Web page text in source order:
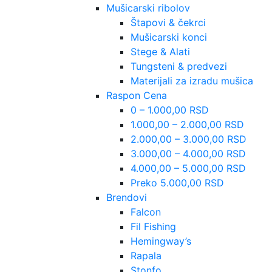
Mušicarski ribolov
Štapovi & čekrci
Mušicarski konci
Stege & Alati
Tungsteni & predvezi
Materijali za izradu mušica
Raspon Cena
0 – 1.000,00 RSD
1.000,00 – 2.000,00 RSD
2.000,00 – 3.000,00 RSD
3.000,00 – 4.000,00 RSD
4.000,00 – 5.000,00 RSD
Preko 5.000,00 RSD
Brendovi
Falcon
Fil Fishing
Hemingway’s
Rapala